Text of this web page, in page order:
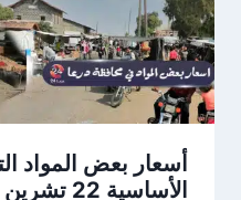
أسعار بعض المواد
الأساسية 22 تشرين الثاني